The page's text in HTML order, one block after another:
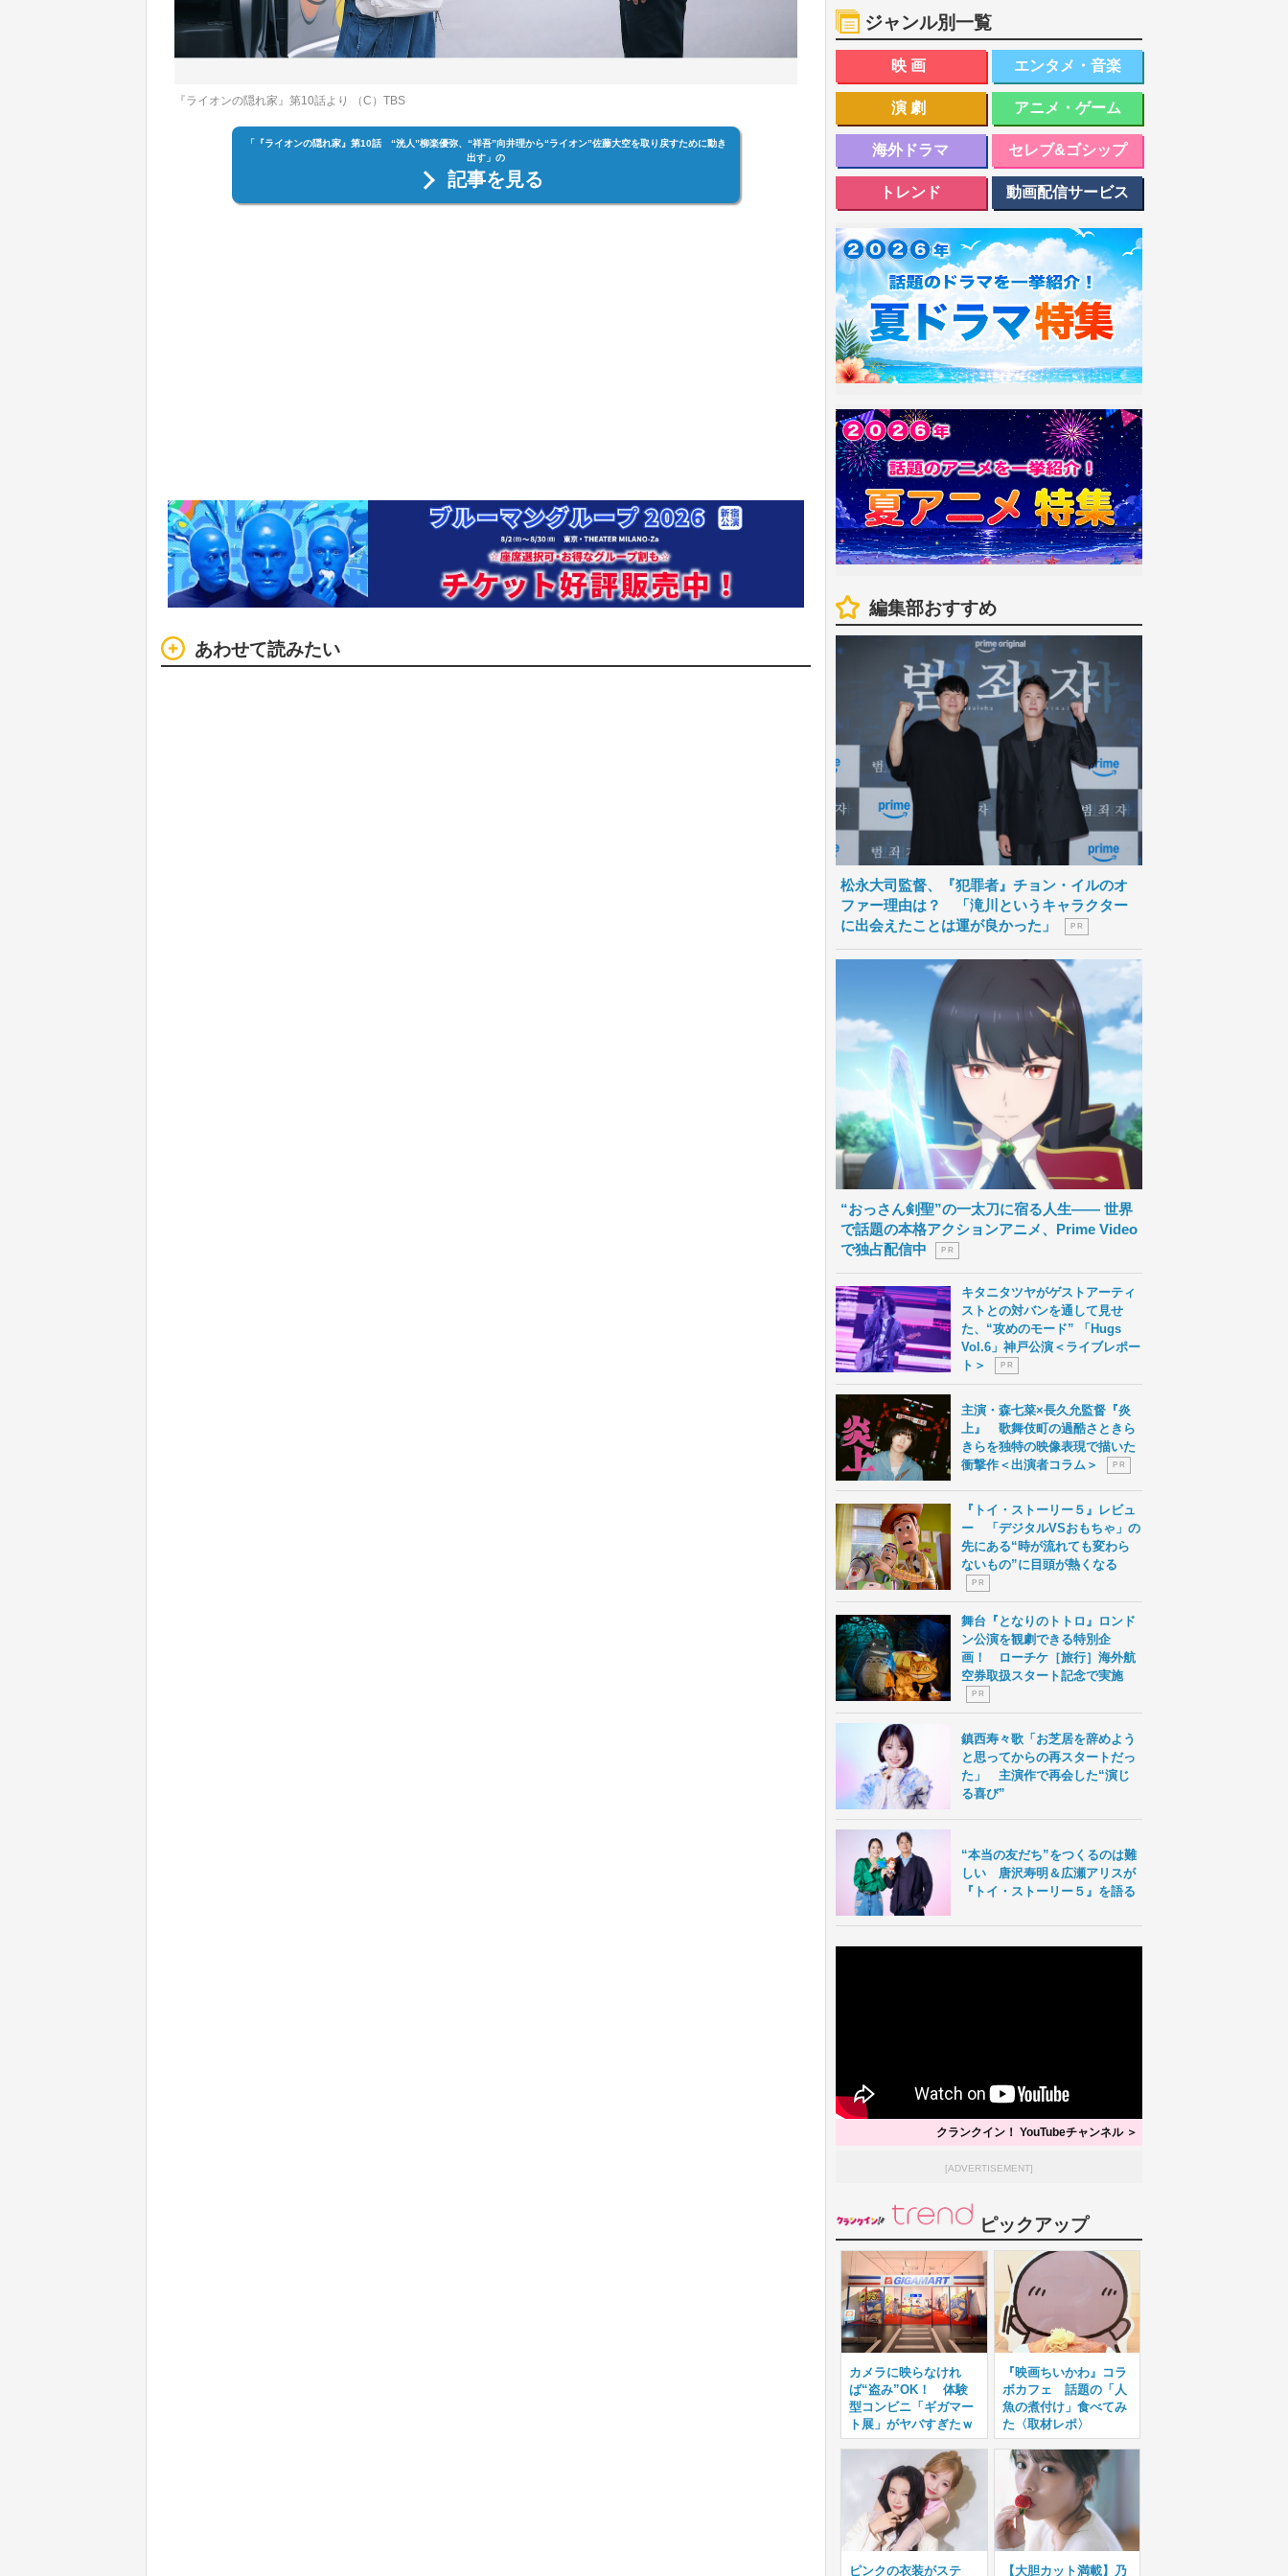
『ライオンの隠れ家』第10話より （C）TBS
「『ライオンの隠れ家』第10話 “洸人”柳楽優弥、“祥吾”向井理から“ライオン”佐藤大空を取り戻すために動き
出す」の
記事を見る
あわせて読みたい
ジャンル別一覧
映画 エンタメ・音楽
演劇 アニメ・ゲーム
海外ドラマ セレブ&ゴシップ
トレンド 動画配信サービス
編集部おすすめ
松永大司監督、『犯罪者』チョン・イルのオ
ファー理由は？ 「滝川というキャラクター
に出会えたことは運が良かった」
P R
“おっさん剣聖”の一太刀に宿る人生―― 世界
で話題の本格アクションアニメ、Prime Video
で独占配信中
P R
キタニタツヤがゲストアーティ
ストとの対バンを通して見せ
た、“攻めのモード” 「Hugs
Vol.6」神戸公演＜ライブレポー
ト＞
P R
主演・森七菜×長久允監督『炎
上』 歌舞伎町の過酷さときら
きらを独特の映像表現で描いた
衝撃作＜出演者コラム＞
P R
『トイ・ストーリー５』レビュ
ー 「デジタルVSおもちゃ」の
先にある“時が流れても変わら
ないもの”に目頭が熱くなる
P R
舞台『となりのトトロ』ロンド
ン公演を観劇できる特別企
画！ ローチケ［旅行］海外航
空券取扱スタート記念で実施
P R
鎮西寿々歌「お芝居を辞めよう
と思ってからの再スタートだっ
た」 主演作で再会した“演じ
る喜び”
“本当の友だち”をつくるのは難
しい 唐沢寿明＆広瀬アリスが
『トイ・ストーリー５』を語る
クランクイン！ YouTubeチャンネル ＞
[ADVERTISEMENT]
ピックアップ
カメラに映らなけれ
ば“盗み”OK！ 体験
型コンビニ「ギガマー
ト展」がヤバすぎたｗ
『映画ちいかわ』コラ
ボカフェ 話題の「人
魚の煮付け」食べてみ
た〈取材レポ〉
ピンクの衣装がステ 【大胆カット満載】乃